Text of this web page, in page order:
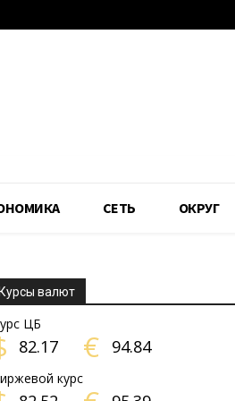
СЕТЬ ОКРУГ
Курсы валют
ЦБ
82.17 € 94.84
курс